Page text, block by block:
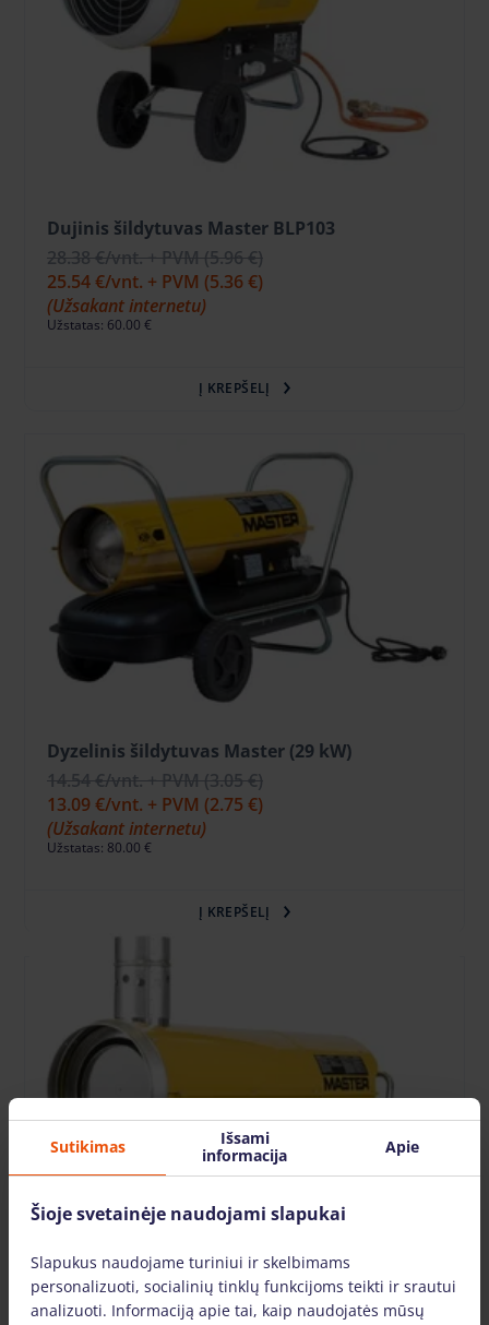
Dujinis šildytuvas Master BLP103
28.38 €/vnt. + PVM(5.96 €)
25.54 €/vnt. + PVM (5.36 €)
(Užsakant internetu)
Užstatas: 60.00 €
Į KREPŠELĮ
Dyzelinis šildytuvas Master (29 kW)
14.54 €/vnt. + PVM(3.05 €)
13.09 €/vnt. + PVM (2.75 €)
(Užsakant internetu)
Užstatas: 80.00 €
Į KREPŠELĮ
Sutikimas
Išsami
informacija
Apie
Šioje svetainėje naudojami slapukai
Slapukus naudojame turiniui ir skelbimams
personalizuoti, socialinių tinklų funkcijoms teikti ir srautui
analizuoti. Informaciją apie tai, kaip naudojatės mūsų